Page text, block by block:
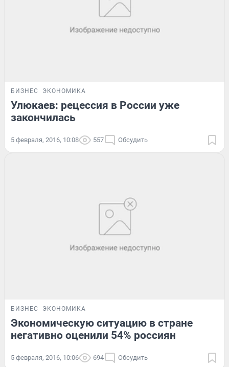
БИЗНЕС ЭКОНОМИКА
Улюкаев: рецессия в России уже
закончилась
5 февраля, 2016, 10:08 557 Обсудить
БИЗНЕС ЭКОНОМИКА
Экономическую ситуацию в стране
негативно оценили 54% россиян
5 февраля, 2016, 10:06 694 Обсудить